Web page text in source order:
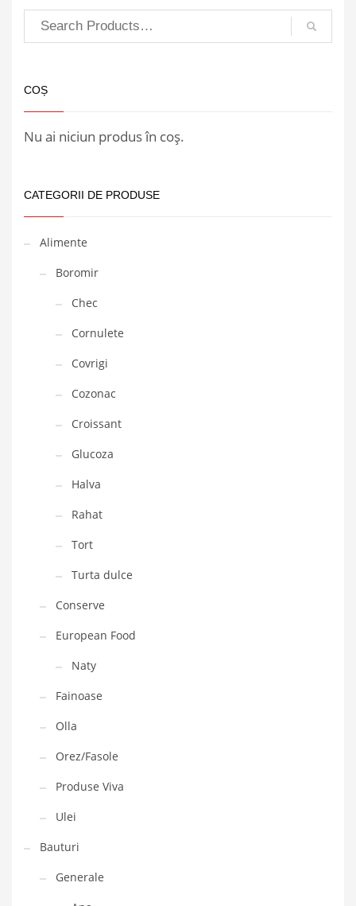
COȘ
Nu ai niciun produs în coș.
CATEGORII DE PRODUSE
Alimente
Boromir
Chec
Cornulete
Covrigi
Cozonac
Croissant
Glucoza
Halva
Rahat
Tort
Turta dulce
Conserve
European Food
Naty
Fainoase
Olla
Orez/Fasole
Produse Viva
Ulei
Bauturi
Generale